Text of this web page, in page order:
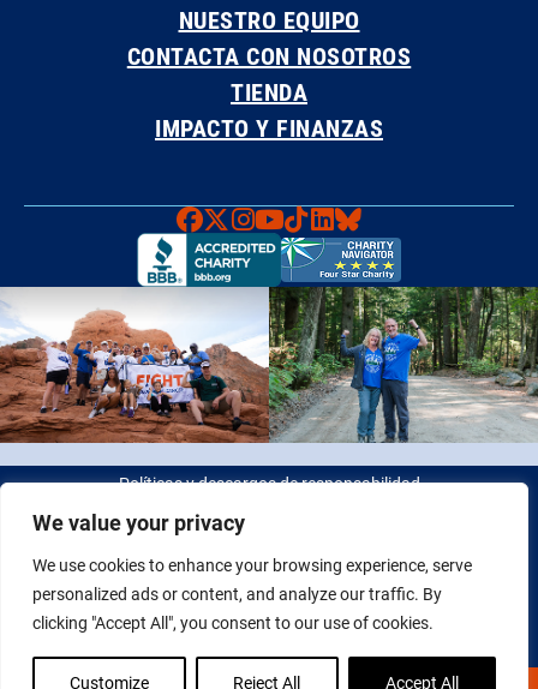
We value your privacy
We use cookies to enhance your browsing experience, serve
personalized ads or content, and analyze our traffic. By
clicking "Accept All", you consent to our use of cookies.
Customize Reject All Accept All
NUESTRO EQUIPO
CONTACTA CON NOSOTROS
TIENDA
IMPACTO Y FINANZAS
Faceboook
X Instagram
YouTube
TikTok
LinkedIn
Bluesky
Políticas y descargos de responsabilidad
© 2026 Fight Colorectal Cancer. Todos los derechos reservados.
Identificación fiscal: 20-2622550